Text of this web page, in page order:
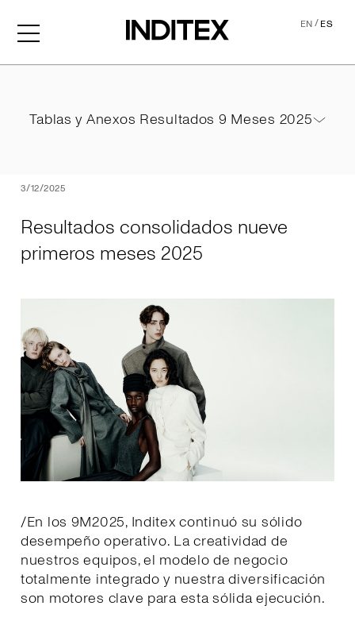
EN/ES
3/12/2025
Resultados consolidados nueve
primeros meses 2025
/En los 9M2025, Inditex continuó su sólido
desempeño operativo. La creatividad de
nuestros equipos, el modelo de negocio
totalmente integrado y nuestra diversificación
son motores clave para esta sólida ejecución.
Tablas y Anexos Resultados 9 Meses 2025